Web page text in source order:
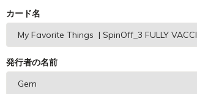
カード名
発行者の名前